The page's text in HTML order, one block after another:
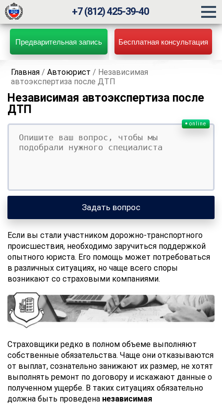
Предварительная запись Бесплатная консультация
+7 (812) 425-39-40
Главная /Автоюрист / Независимая
автоэкспертиза после ДТП
Независимая автоэкспертиза после
ДТП
Ваш вопрос
Ваше имя
Ваши контакты
online
Задать вопрос
Если вы стали участником дорожно-транспортного
происшествия, необходимо заручиться поддержкой
опытного юриста. Его помощь может потребоваться
в различных ситуациях, но чаще всего споры
возникают со страховыми компаниями.
Страховщики редко в полном объеме выполняют
собственные обязательства. Чаще они отказываются
от выплат, сознательно занижают их размер, не хотят
выполнять ремонт по договору и искажают данные о
полученном ущербе. В таких ситуациях обязательно
должна быть проведена независимая